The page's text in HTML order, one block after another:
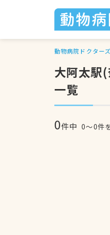
動物病院ドクター
大阿太駅
一覧
0件中 0〜0件